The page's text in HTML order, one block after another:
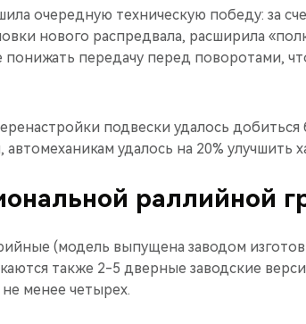
очередную техническую победу: за
нового распредвала, расширила
понижать передачу перед поворотами,
подвески удалось
удалось на 20% улучшить
раллийной
(модель выпущена заводом
также 2-5 дверные заводские
менее четырех.